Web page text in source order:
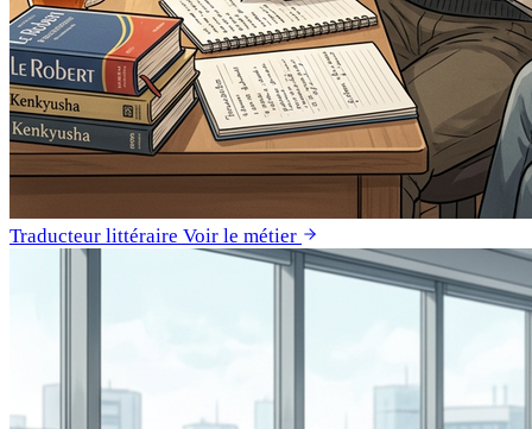
Traducteur littéraire Voir le métier